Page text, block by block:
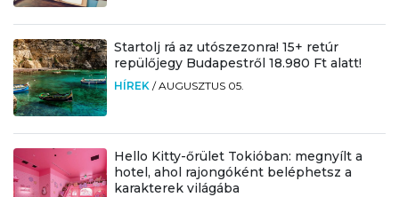
Startolj rá az utószezonra! 15+ retúr
repülőjegy Budapestről 18.980 Ft alatt!
HÍREK /AUGUSZTUS 05.
Hello Kitty-őrület Tokióban: megnyílt a
hotel, ahol rajongóként beléphetsz a
karakterek világába